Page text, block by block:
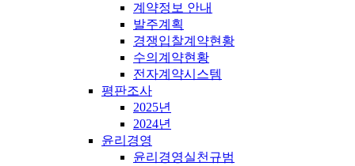
계약정보 안내
발주계획
경쟁입찰계약현황
수의계약현황
전자계약시스템
평판조사
2025년
2024년
윤리경영
윤리경영실천규범